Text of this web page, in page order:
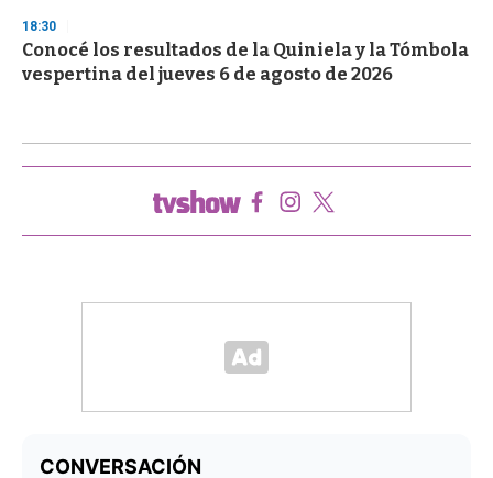
18:30
Conocé los resultados de la Quiniela y la Tómbola
vespertina del jueves 6 de agosto de 2026